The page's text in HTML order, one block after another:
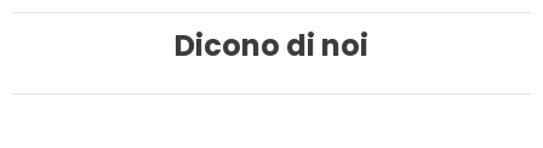
Dicono di noi